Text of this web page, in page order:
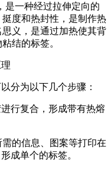
是一种经过拉伸定向的
度和热封性，是制作热
义，是通过加热使其背
结的标签。
分为以下几个步骤：
行复合，形成带有热熔
的信息、图案等打印在
成单个的标签。